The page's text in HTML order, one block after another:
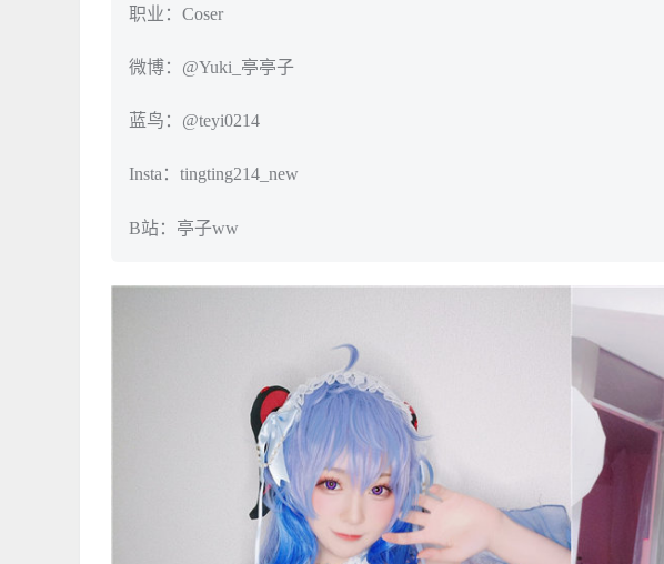
职业：Coser
微博：@Yuki_亭亭子
蓝鸟：@teyi0214
Insta：tingting214_new
B站：亭子ww